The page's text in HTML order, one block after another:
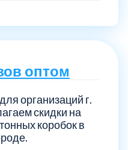
оптом
организаций г.
скидки на
коробок в